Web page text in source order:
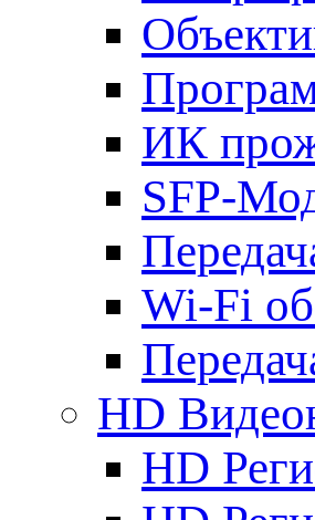
ИК
SFP-
Wi-Fi
HD
HD